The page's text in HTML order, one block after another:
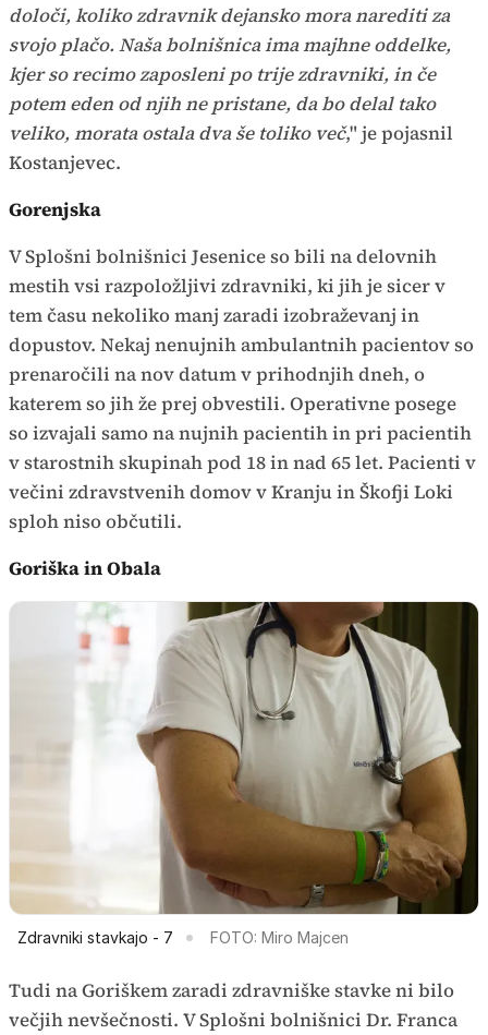
določi, koliko zdravnik dejansko mora narediti za
svojo plačo. Naša bolnišnica ima majhne oddelke,
kjer so recimo zaposleni po trije zdravniki, in če
potem eden od njih ne pristane, da bo delal tako
veliko, morata ostala dva še toliko več," je pojasnil
Kostanjevec.
Gorenjska
V Splošni bolnišnici Jesenice so bili na delovnih
mestih vsi razpoložljivi zdravniki, ki jih je sicer v
tem času nekoliko manj zaradi izobraževanj in
dopustov. Nekaj nenujnih ambulantnih pacientov so
prenaročili na nov datum v prihodnjih dneh, o
katerem so jih že prej obvestili. Operativne posege
so izvajali samo na nujnih pacientih in pri pacientih
v starostnih skupinah pod 18 in nad 65 let. Pacienti v
večini zdravstvenih domov v Kranju in Škofji Loki
sploh niso občutili.
Goriška in Obala
Zdravniki stavkajo - 7 FOTO: Miro Majcen
Tudi na Goriškem zaradi zdravniške stavke ni bilo
večjih nevšečnosti. V Splošni bolnišnici Dr. Franca